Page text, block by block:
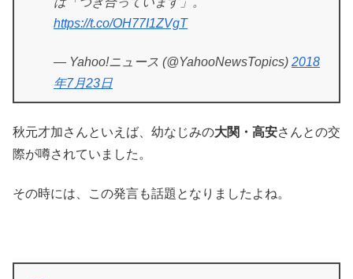
https://t.co/OH77I1ZVgT
— Yahoo!ニュース (@YahooNewsTopics) 2018
年7月23日
秋元才加さんといえば、幼なじみの大関・高安さんとの交
際が噂されていました。
その時には、この発言も話題となりましたよね。